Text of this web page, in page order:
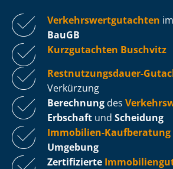
Ver­kehrs­wert­gut­ach­ten
BauGB
Kurzgutachten Buschvitz
Rest­nut­zungs­dau­er-
Verkürzung
Berechnung des
Erbschaft und Scheidung
Immobilien-Kaufberatung
Umgebung
Zertifizierte